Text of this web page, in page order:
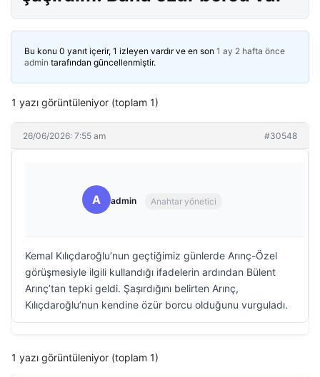
Bu konu 0 yanıt içerir, 1 izleyen vardır ve en son 1 ay 2 hafta önce
admin tarafından güncellenmiştir.
1 yazı görüntüleniyor (toplam 1)
26/06/2026: 7:55 am #30548
A admin Anahtar yönetici
Kemal Kılıçdaroğlu’nun geçtiğimiz günlerde Arınç-Özel
görüşmesiyle ilgili kullandığı ifadelerin ardından Bülent
Arınç’tan tepki geldi. Şaşırdığını belirten Arınç,
Kılıçdaroğlu’nun kendine özür borcu olduğunu vurguladı.
1 yazı görüntüleniyor (toplam 1)